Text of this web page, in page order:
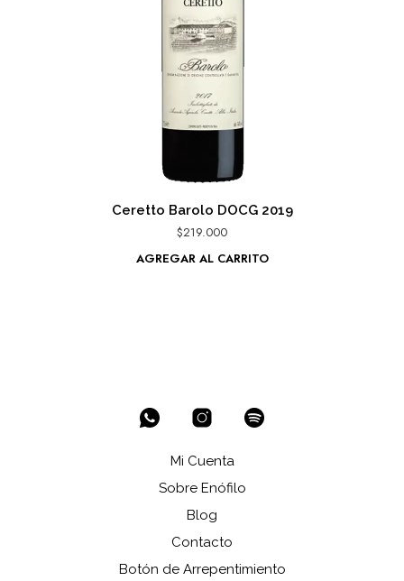
Ceretto Barolo DOCG 2019
$219.000
AGREGAR AL CARRITO
Mi Cuenta
Sobre Enófilo
Blog
Contacto
Botón de Arrepentimiento